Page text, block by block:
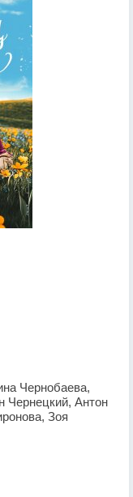
Чернобаева,
Чернецкий, Антон
Зоя